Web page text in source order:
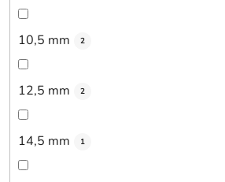
10,5 mm 2
12,5 mm 2
14,5 mm 1